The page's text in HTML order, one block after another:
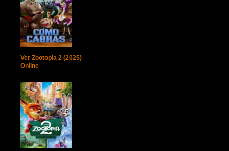
Ver Zootopia 2 (2025)
Online